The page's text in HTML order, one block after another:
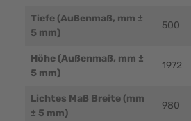
Tiefe (Außenmaß, mm ±
5 mm)
500
Höhe (Außenmaß, mm ±
5 mm)
1972
Lichtes Maß Breite (mm
± 5 mm)
980